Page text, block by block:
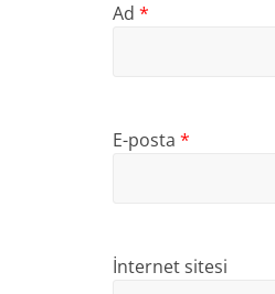
Ad *
E-posta *
İnternet sitesi